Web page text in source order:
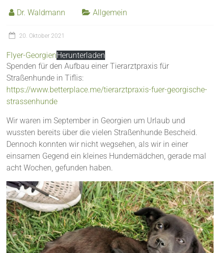
Dr. Waldmann Allgemein
20. Oktober 2021
Flyer-GeorgienHerunterladen
Spenden für den Aufbau einer Tierarztpraxis für
Straßenhunde in Tiflis:
https://www.betterplace.me/tierarztpraxis-fuer-georgische-
strassenhunde
Wir waren im September in Georgien um Urlaub und
wussten bereits über die vielen Straßenhunde Bescheid.
Dennoch konnten wir nicht wegsehen, als wir in einer
einsamen Gegend ein kleines Hundemädchen, gerade mal
acht Wochen, gefunden haben.